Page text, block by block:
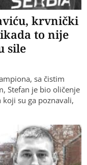
krvnički
to nije
sile
sa čistim
Stefan je bio oličenje
su ga poznavali,